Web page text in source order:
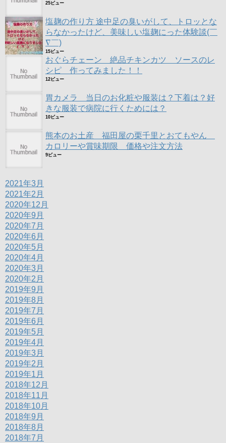
25ビュー
塩麹の作り方 途中足の臭いがして、トロッとな
らなかったけど、美味しい塩麹にった体験談(￣
∇￣)
15ビュー
おぐらチェーン 絶品チキンカツ ソースのレ
シピ 作ってみました！！
12ビュー
胃カメラ 当日のお化粧や服装は？下着は？好
きな服装で病院に行くためには？
10ビュー
熊本のお土産 福田屋の栗千里とおてもやん
カロリーや賞味期限 価格や注文方法
9ビュー
2021年3月
2021年2月
2020年12月
2020年9月
2020年7月
2020年6月
2020年5月
2020年4月
2020年3月
2020年2月
2019年9月
2019年8月
2019年7月
2019年6月
2019年5月
2019年4月
2019年3月
2019年2月
2019年1月
2018年12月
2018年11月
2018年10月
2018年9月
2018年8月
2018年7月